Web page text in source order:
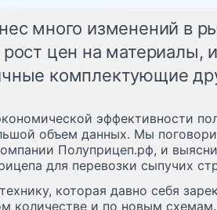
много изменений в
рост цен на материалы,
комплектующие
эффективности
объем данных. Мы
Полуприцеп.рф, и
для перевозки сыпучих
которая давно себя
количестве и по новым